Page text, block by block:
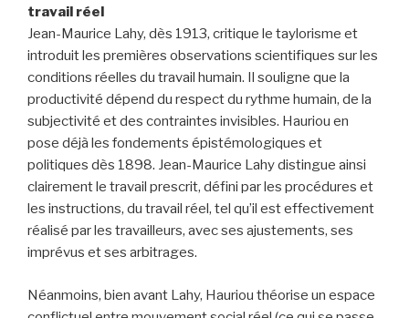
travail réel
Jean-Maurice Lahy, dès 1913, critique le taylorisme et
introduit les premières observations scientifiques sur les
conditions réelles du travail humain. Il souligne que la
productivité dépend du respect du rythme humain, de la
subjectivité et des contraintes invisibles. Hauriou en
pose déjà les fondements épistémologiques et
politiques dès 1898. Jean-Maurice Lahy distingue ainsi
clairement le travail prescrit, défini par les procédures et
les instructions, du travail réel, tel qu’il est effectivement
réalisé par les travailleurs, avec ses ajustements, ses
imprévus et ses arbitrages.
Néanmoins, bien avant Lahy, Hauriou théorise un espace